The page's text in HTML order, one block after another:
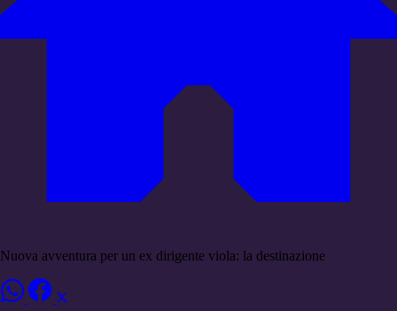
Nuova avventura per un ex dirigente viola: la destinazione